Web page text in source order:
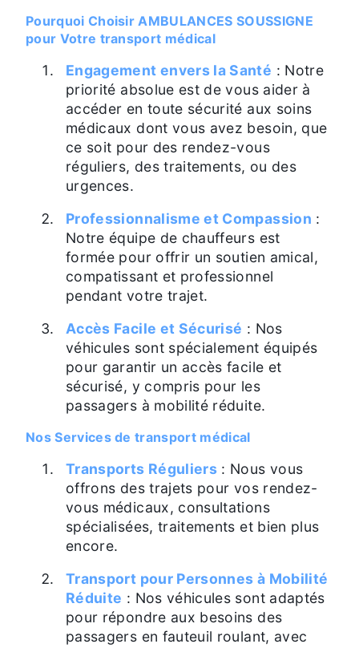
Pourquoi Choisir AMBULANCES SOUSSIGNE
pour Votre transport médical
Engagement envers la Santé : Notre
priorité absolue est de vous aider à
accéder en toute sécurité aux soins
médicaux dont vous avez besoin, que
ce soit pour des rendez-vous
réguliers, des traitements, ou des
urgences.
Professionnalisme et Compassion :
Notre équipe de chauffeurs est
formée pour offrir un soutien amical,
compatissant et professionnel
pendant votre trajet.
Accès Facile et Sécurisé : Nos
véhicules sont spécialement équipés
pour garantir un accès facile et
sécurisé, y compris pour les
passagers à mobilité réduite.
Nos Services de transport médical
Transports Réguliers : Nous vous
offrons des trajets pour vos rendez-
vous médicaux, consultations
spécialisées, traitements et bien plus
encore.
Transport pour Personnes à Mobilité
Réduite : Nos véhicules sont adaptés
pour répondre aux besoins des
passagers en fauteuil roulant, avec